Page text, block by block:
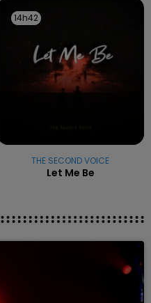
14h42
14h42
THE SECOND VOICE
Let Me Be